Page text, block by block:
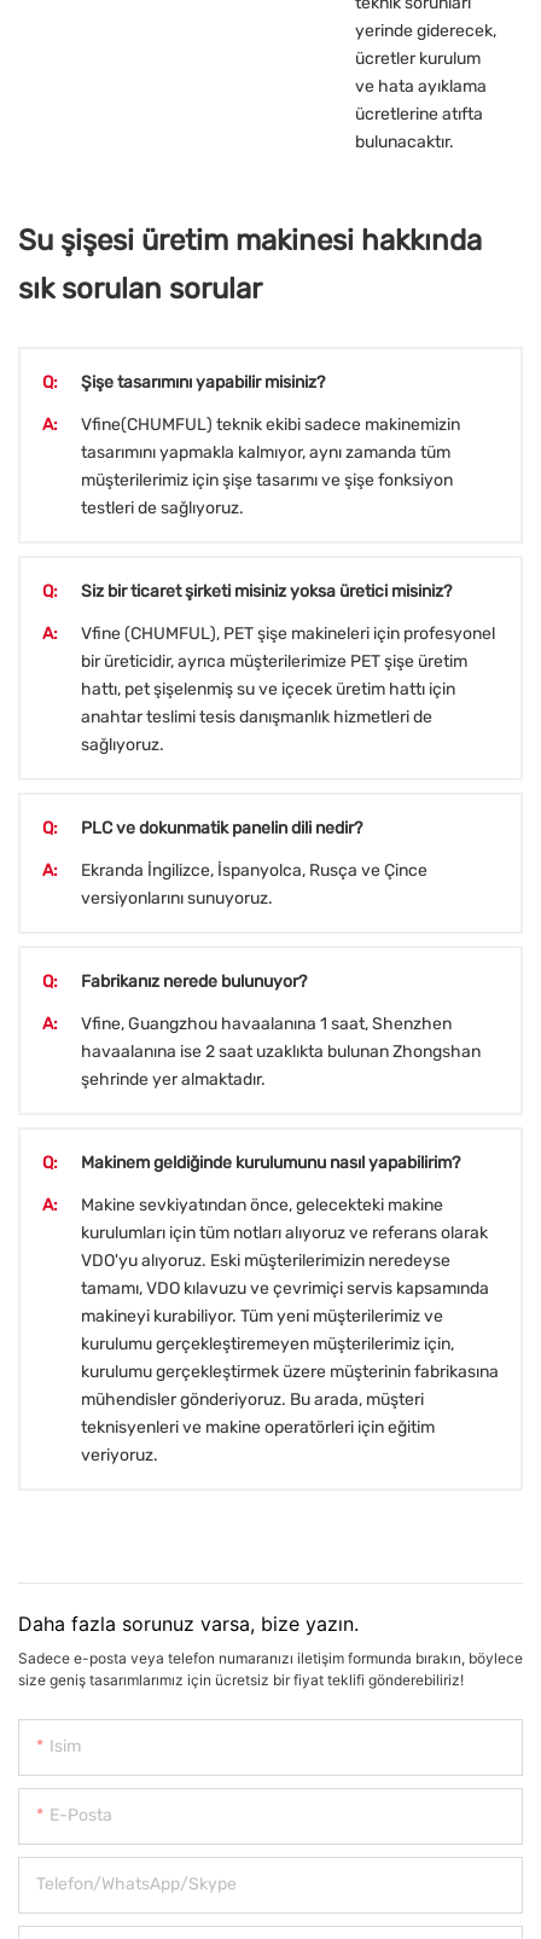
yerinde giderecek,
ücretler kurulum
ve hata ayıklama
ücretlerine atıfta
bulunacaktır.
Su şişesi üretim makinesi hakkında
sık sorulan sorular
Q: Şişe tasarımını yapabilir misiniz?
A:
Vfine(CHUMFUL) teknik ekibi sadece makinemizin
tasarımını yapmakla kalmıyor, aynı zamanda tüm
müşterilerimiz için şişe tasarımı ve şişe fonksiyon
testleri de sağlıyoruz.
Q: Siz bir ticaret şirketi misiniz yoksa üretici misiniz?
A:
Vfine (CHUMFUL), PET şişe makineleri için profesyonel
bir üreticidir, ayrıca müşterilerimize PET şişe üretim
hattı, pet şişelenmiş su ve içecek üretim hattı için
anahtar teslimi tesis danışmanlık hizmetleri de
sağlıyoruz.
Q: PLC ve dokunmatik panelin dili nedir?
A:
Ekranda İngilizce, İspanyolca, Rusça ve Çince
versiyonlarını sunuyoruz.
Q: Fabrikanız nerede bulunuyor?
A:
Vfine, Guangzhou havaalanına 1 saat, Shenzhen
havaalanına ise 2 saat uzaklıkta bulunan Zhongshan
şehrinde yer almaktadır.
Q: Makinem geldiğinde kurulumunu nasıl yapabilirim?
A:
Makine sevkiyatından önce, gelecekteki makine
kurulumları için tüm notları alıyoruz ve referans olarak
VDO'yu alıyoruz. Eski müşterilerimizin neredeyse
tamamı, VDO kılavuzu ve çevrimiçi servis kapsamında
makineyi kurabiliyor. Tüm yeni müşterilerimiz ve
kurulumu gerçekleştiremeyen müşterilerimiz için,
kurulumu gerçekleştirmek üzere müşterinin fabrikasına
mühendisler gönderiyoruz. Bu arada, müşteri
teknisyenleri ve makine operatörleri için eğitim
veriyoruz.
Daha fazla sorunuz varsa, bize yazın.
Sadece e-posta veya telefon numaranızı iletişim formunda bırakın, böylece
size geniş tasarımlarımız için ücretsiz bir fiyat teklifi gönderebiliriz!
Isim
E-Posta
Telefon/WhatsApp/Skype